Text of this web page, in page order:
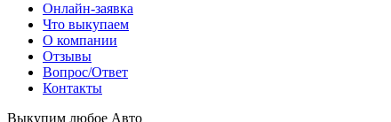
Онлайн-заявка
Что выкупаем
О компании
Отзывы
Вопрос/Ответ
Контакты
Выкупим любое Авто